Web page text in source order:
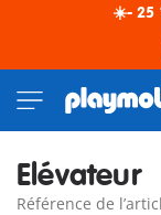
☀️- 25
Elévateur
Référence de